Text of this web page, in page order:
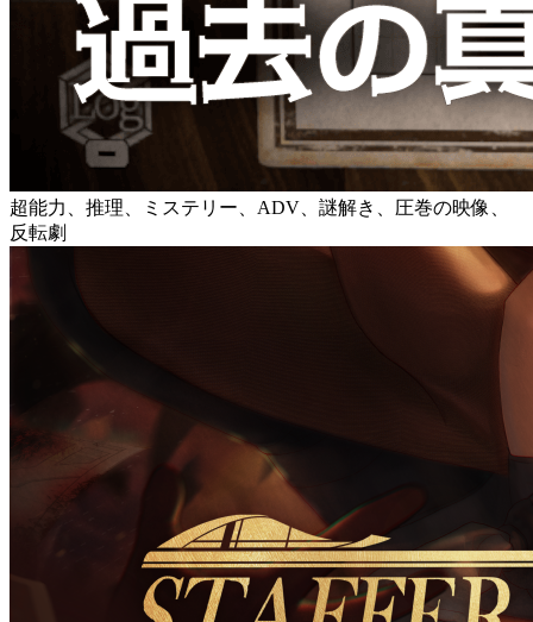
超能力、推理、ミステリー、ADV、謎解き、圧巻の映像、
反転劇